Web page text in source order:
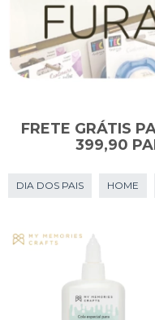
FRETE GRÁTIS
399,90
DIA DOS PAIS HOME